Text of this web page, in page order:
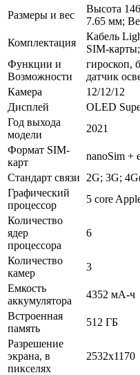
Размеры и вес
Высота
7.65 мм;
Комплектация
Кабель
SIM-
Функции и
Возможности
гироскоп,
датчик
Камера
12/12/12
Дисплей
OLED
Год выхода
модели
2021
Формат SIM-
карт
nanoSim +
Стандарт связи
2G; 3G;
Графический
процессор
5 core
Количество
ядер
процессора
6
Количество
камер
3
Емкость
аккумулятора
4352 мА-ч
Встроенная
память
512 ГБ
Разрешение
экрана, в
пикселях
2532x1170